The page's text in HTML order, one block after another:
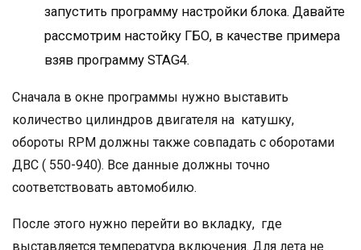
запустить программу настройки блока. Давайте
рассмотрим настойку ГБО, в качестве примера
взяв программу STAG4.
Сначала в окне программы нужно выставить
количество цилиндров двигателя на катушку,
обороты RPM должны также совпадать с оборотами
ДВС ( 550-940). Все данные должны точно
соответствовать автомобилю.
После этого нужно перейти во вкладку, где
выставляется температура включения. Для лета не